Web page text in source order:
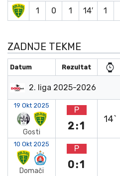
1 0 1 14′ 1
ZADNJE TEKME
Datum Rezultat
2. liga 2025-2026
19 Okt 2025
Gosti
P
2:1
14`
10 Okt 2025
Domači
P
0:1